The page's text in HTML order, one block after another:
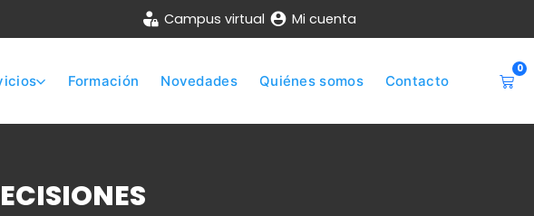
Campus virtual Mi cuenta
Formación Novedades Quiénes somos Contacto
0